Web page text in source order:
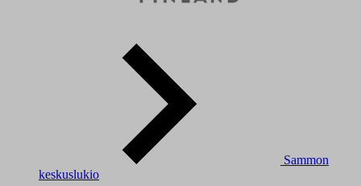
Sammon
keskuslukio